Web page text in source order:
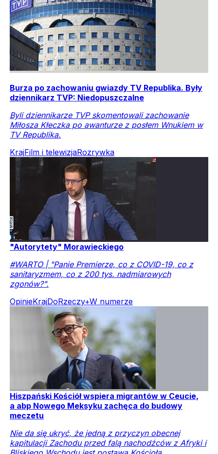
Burza po zachowaniu gwiazdy TV Republika. Były
dziennikarz TVP: Niedopuszczalne
Byli dziennikarze TVP skomentowali zachowanie
Miłosza Kłeczka po awanturze z posłem Wnukiem w
TV Republika.
KrajFilm i telewizjaRozrywka
"Autorytety" Morawieckiego
#WARTO | "Panie Premierze, co z COVID-19, co z
sanitaryzmem, co z 200 tys. nadmiarowych
zgonów?".
OpinieKrajDoRzeczy+W numerze
Hiszpański Kościół wspiera migrantów w Ceucie,
a abp Nowego Meksyku zachęca do budowy
meczetu
Nie da się ukryć, że jedną z przyczyn obecnej
kapitulacji Zachodu przed falą nachodźców z Afryki i